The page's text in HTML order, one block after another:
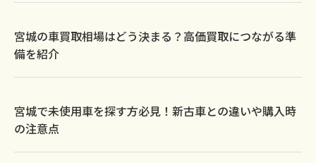
宮城の車買取相場はどう決まる？高価買取につながる準
備を紹介
宮城で未使用車を探す方必見！新古車との違いや購入時
の注意点